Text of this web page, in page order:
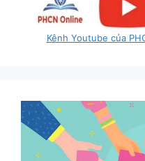
Kênh Youtube của